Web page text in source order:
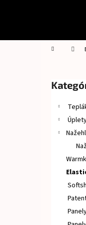
Domov
Preskočiť
kategórie
í
do
do